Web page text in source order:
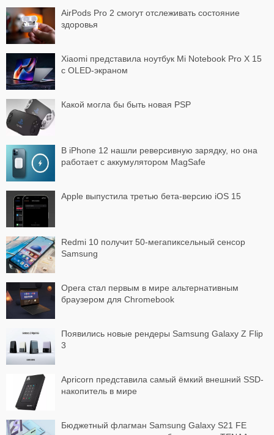
AirPods Pro 2 смогут отслеживать состояние
здоровья
Xiaomi представила ноутбук Mi Notebook Pro X 15
с OLED-экраном
Какой могла бы быть новая PSP
В iPhone 12 нашли реверсивную зарядку, но она
работает с аккумулятором MagSafe
Apple выпустила третью бета-версию iOS 15
Redmi 10 получит 50-мегапиксельный сенсор
Samsung
Opera стал первым в мире альтернативным
браузером для Chromebook
Появились новые рендеры Samsung Galaxy Z Flip
3
Apricorn представила самый ёмкий внешний SSD-
накопитель в мире
Бюджетный флагман Samsung Galaxy S21 FE